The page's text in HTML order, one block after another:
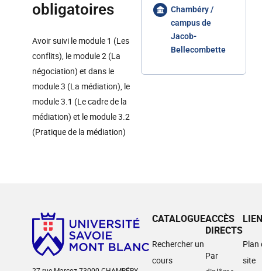
obligatoires
Avoir suivi le module 1 (Les
conflits), le module 2 (La
négociation) et dans le
module 3 (La médiation), le
module 3.1 (Le cadre de la
médiation) et le module 3.2
(Pratique de la médiation)
Chambéry /
campus de
Jacob-
Bellecombette
CATALOGUE
Rechercher un
cours
ACCÈS
DIRECTS
Par
Plan
site